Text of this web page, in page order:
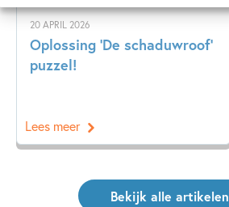
20 APRIL 2026
Oplossing ‘De schaduwroof’
puzzel!
Lees meer
Bekijk alle artikelen